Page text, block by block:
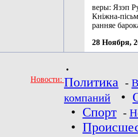
веры: Язэп
Кніжна-
ранняе
28 Ноября,
•
Новости: Политика -
компаний
•
• Спорт -
•